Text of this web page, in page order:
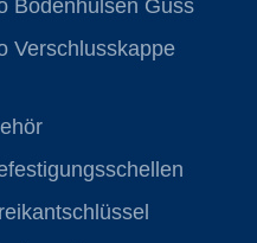
Bodenhülsen Guss
Verschlusskappe